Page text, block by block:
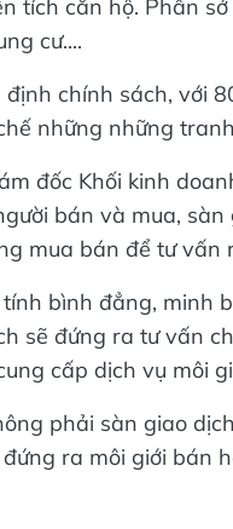
tích căn hộ. Phần
cư....
chính sách, với
những những
đốc Khối kinh
bán và mua,
mua bán để tư vấn
bình đẳng, minh
sẽ đứng ra tư vấn
cấp dịch vụ môi
phải sàn giao
ra môi giới bán